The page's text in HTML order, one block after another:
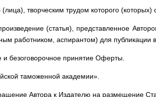
творческим трудом которого (которых)
(статья), представленное
работником, аспирантом) для публикации
и безоговорочное принятие Оферты.
таможенной академии».
Автора к Издателю на размещение